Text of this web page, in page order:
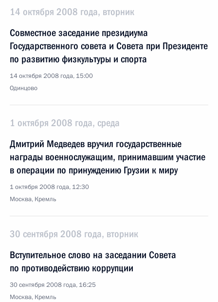
14 октября 2008 года, вторник
Совместное заседание президиума
Государственного совета и Совета при Президенте
по развитию физкультуры и спорта
14 октября 2008 года, 15:00
Одинцово
1 октября 2008 года, среда
Дмитрий Медведев вручил государственные
награды военнослужащим, принимавшим участие
в операции по принуждению Грузии к миру
1 октября 2008 года, 12:30
Москва, Кремль
30 сентября 2008 года, вторник
Вступительное слово на заседании Совета
по противодействию коррупции
30 сентября 2008 года, 16:25
Москва, Кремль